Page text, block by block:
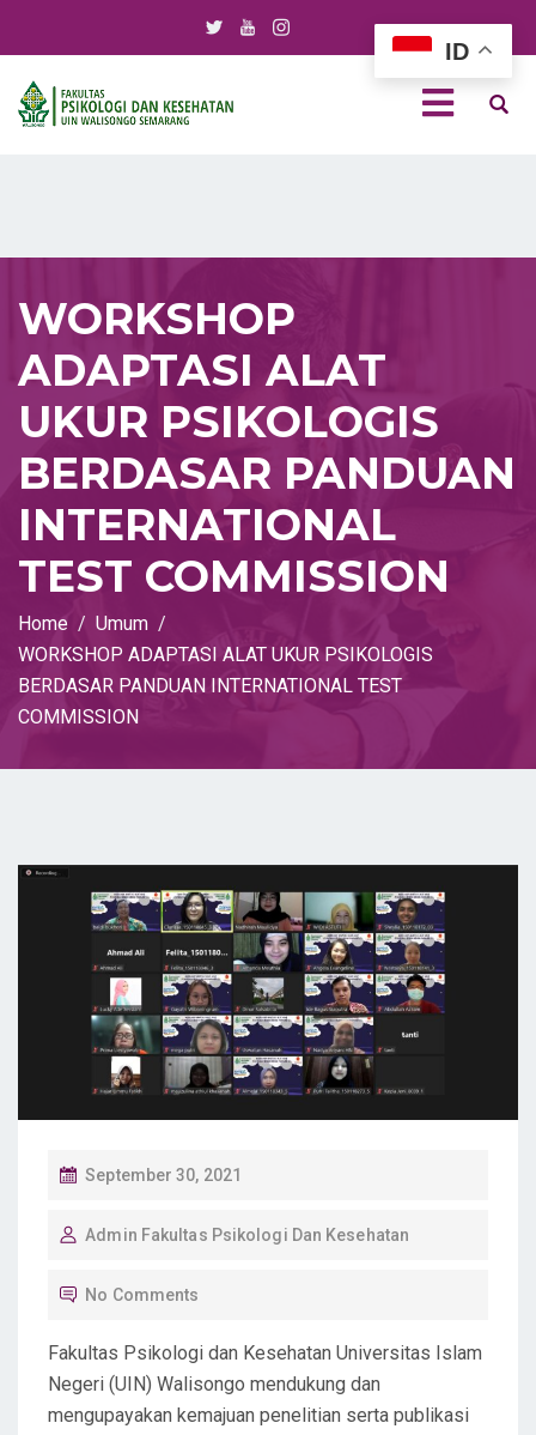
WORKSHOP
ADAPTASI ALAT
UKUR PSIKOLOGIS
BERDASAR PANDUAN
INTERNATIONAL
TEST COMMISSION
Home
Umum
WORKSHOP ADAPTASI ALAT UKUR PSIKOLOGIS
BERDASAR PANDUAN INTERNATIONAL TEST
COMMISSION
P
S
D
O
N
September 30, 2021
Admin Fakultas Psikologi Dan Kesehatan
No Comments
Fakultas Psikologi dan Kesehatan Universitas Islam
Negeri (UIN) Walisongo mendukung dan
mengupayakan kemajuan penelitian serta publikasi
ID